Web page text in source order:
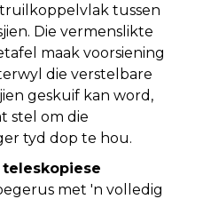
tussen
Die vermenslikte
maak voorsiening
die verstelbare
geskuif kan word,
stel om die
tyd dop te hou.
met 'n volledig